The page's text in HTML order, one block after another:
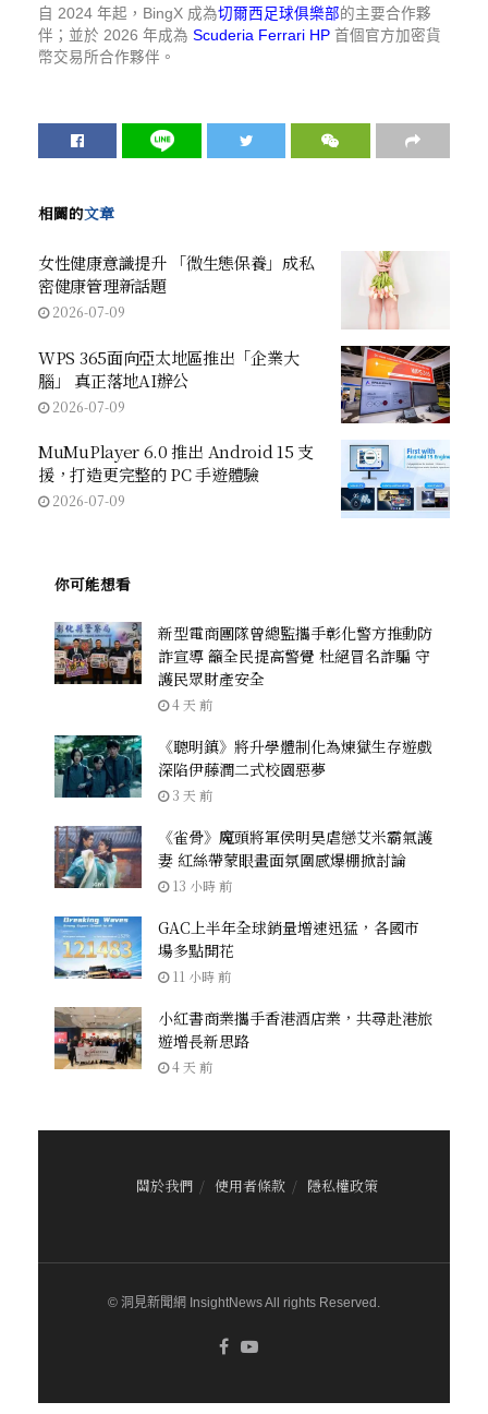
自 2024 年起，BingX 成為切爾西足球俱樂部的主要合作夥
伴；並於 2026 年成為 Scuderia Ferrari HP 首個官方加密貨
幣交易所合作夥伴。
相關的文章
女性健康意識提升 「微生態保養」成私
密健康管理新話題
2026-07-09
WPS 365面向亞太地區推出「企業大
腦」 真正落地AI辦公
2026-07-09
MuMuPlayer 6.0 推出 Android 15 支
援，打造更完整的 PC 手遊體驗
2026-07-09
你可能想看
新型電商團隊曾總監攜手彰化警方推動防
詐宣導 籲全民提高警覺 杜絕冒名詐騙 守
護民眾財產安全
4 天 前
《聰明鎮》將升學體制化為煉獄生存遊戲
深陷伊藤潤二式校園惡夢
3 天 前
《雀骨》魔頭將軍侯明昊虐戀艾米霸氣護
妻 紅絲帶蒙眼畫面氛圍感爆棚掀討論
13 小時 前
GAC上半年全球銷量增速迅猛，各國市
場多點開花
11 小時 前
小紅書商業攜手香港酒店業，共尋赴港旅
遊增長新思路
4 天 前
關於我們 使用者條款 隱私權政策
© 洞見新聞網 InsightNews All rights Reserved.